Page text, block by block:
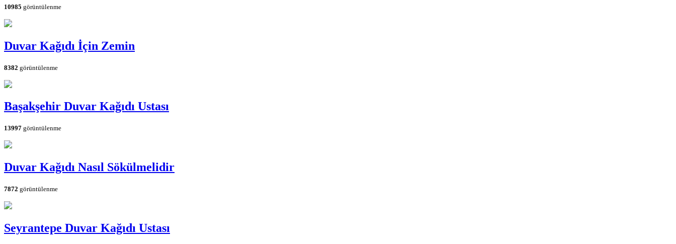
10985 görüntülenme
Duvar Kağıdı İçin Zemin
8382 görüntülenme
Başakşehir Duvar Kağıdı Ustası
13997 görüntülenme
Duvar Kağıdı Nasıl Sökülmelidir
7872 görüntülenme
Seyrantepe Duvar Kağıdı Ustası